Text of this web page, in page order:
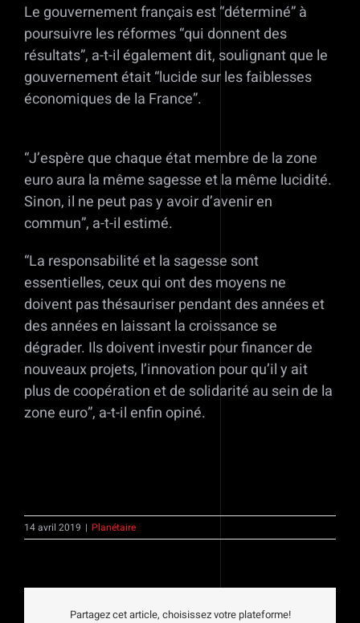
Le gouvernement français est “déterminé” à
poursuivre les réformes “qui donnent des
résultats”, a-t-il également dit, soulignant que le
gouvernement était “lucide sur les faiblesses
économiques de la France”.
“J’espère que chaque état membre de la zone
euro aura la même sagesse et la même lucidité.
Sinon, il ne peut pas y avoir d’avenir en
commun”, a-t-il estimé.
“La responsabilité et la sagesse sont
essentielles, ceux qui ont des moyens ne
doivent pas thésauriser pendant des années et
des années en laissant la croissance se
dégrader. Ils doivent investir pour financer de
nouveaux projets, l’innovation pour qu’il y ait
plus de coopération et de solidarité au sein de la
zone euro”, a-t-il enfin opiné.
14 avril 2019 | Planétaire
Partagez cet article, choisissez votre plateforme!